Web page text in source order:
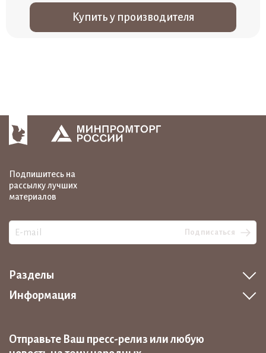
Купить у производителя
Подпишитесь на
рассылку лучших
материалов
Подписаться
Разделы
Информация
Отправьте Ваш пресс-релиз или любую